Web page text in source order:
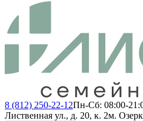
8 (812) 250-22-12Пн-Сб: 08:00-
Лиственная ул., д. 20, к. 2м.